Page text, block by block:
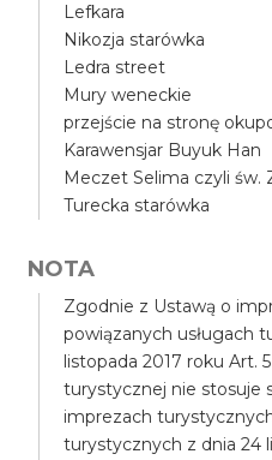
Lefkara
Nikozja starówka
Ledra street
Mury weneckie
przejście na stronę
Karawensjar Buyuk Han
Meczet Selima czyli św.
Turecka starówka
NOTA
Zgodnie z Ustawą o
powiązanych usługach
listopada 2017 roku Art.
turystycznej nie stosuje
imprezach
turystycznych z dnia 24